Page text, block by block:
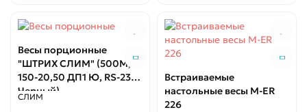
Весы порционные
"ШТРИХ СЛИМ" (500М,
150-20,50 ДП1 Ю, RS-232,
Черный)
СЛИМ
Встраиваемые
настольные весы M-ER
226